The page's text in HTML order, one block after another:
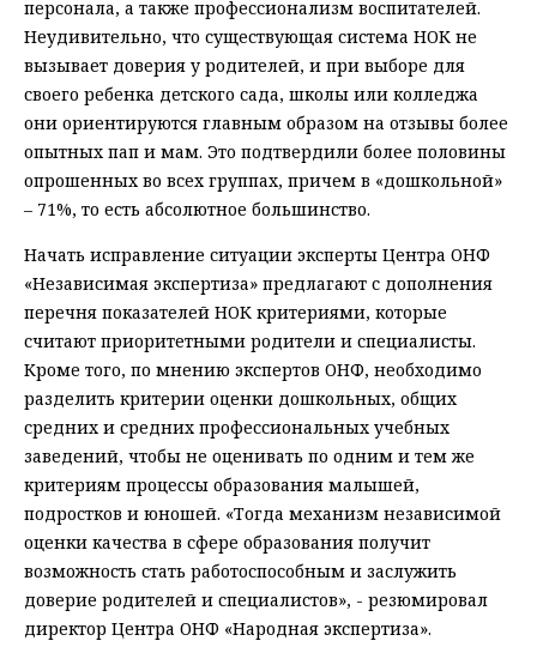
персонала, а также профессионализм воспитателей.
Неудивительно, что существующая система НОК не
вызывает доверия у родителей, и при выборе для
своего ребенка детского сада, школы или колледжа
они ориентируются главным образом на отзывы более
опытных пап и мам. Это подтвердили более половины
опрошенных во всех группах, причем в «дошкольной»
– 71%, то есть абсолютное большинство.
Начать исправление ситуации эксперты Центра ОНФ
«Независимая экспертиза» предлагают с дополнения
перечня показателей НОК критериями, которые
считают приоритетными родители и специалисты.
Кроме того, по мнению экспертов ОНФ, необходимо
разделить критерии оценки дошкольных, общих
средних и средних профессиональных учебных
заведений, чтобы не оценивать по одним и тем же
критериям процессы образования малышей,
подростков и юношей. «Тогда механизм независимой
оценки качества в сфере образования получит
возможность стать работоспособным и заслужить
доверие родителей и специалистов», - резюмировал
директор Центра ОНФ «Народная экспертиза».